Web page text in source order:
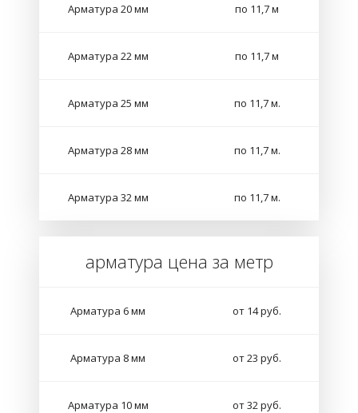
Арматура 20 мм по 11,7 м
Арматура 22 мм по 11,7 м
Арматура 25 мм по 11,7 м.
Арматура 28 мм по 11,7 м.
Арматура 32 мм по 11,7 м.
арматура цена за метр
Арматура 6 мм от 14 руб.
Арматура 8 мм от 23 руб.
Арматура 10 мм от 32 руб.